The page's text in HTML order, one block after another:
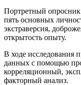
Портретный опросник
пять основных
экстраверсия,
открытость опыту.
В ходе исследования
данных с помощью
корреляционный,
факторный анализ.